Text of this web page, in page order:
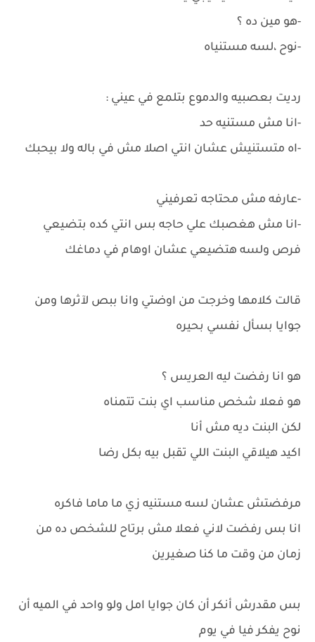
-هو مين ده ؟
-نوح ،لسه مستنياه
رديت بعصبيه والدموع بتلمع في عيني :
-انا مش مستنيه حد
-اه متستنيش عشان انتي اصلا مش في باله ولا بيحبك
-عارفه مش محتاجه تعرفيني
-انا مش هغصبك علي حاجه بس انتي كده بتضيعي
فرص ولسه هتضيعي عشان اوهام في دماغك
قالت كلامها وخرجت من اوضتي وانا ببص لآثرها ومن
جوايا بسأل نفسي بحيره
هو انا رفضت ليه العريس ؟
هو فعلا شخص مناسب اي بنت تتمناه
لكن البنت ديه مش أنا
اكيد هيلاقي البنت اللي تقبل بيه بكل رضا
مرفضتش عشان لسه مستنيه زي ما ماما فاكره
انا بس رفضت لاني فعلا مش برتاح للشخص ده من
زمان من وقت ما كنا صغيرين
بس مقدرش أنكر أن كان جوايا امل ولو واحد في الميه أن
نوح يفكر فيا في يوم